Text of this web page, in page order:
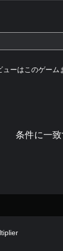
ューはこのゲーム
条件に一